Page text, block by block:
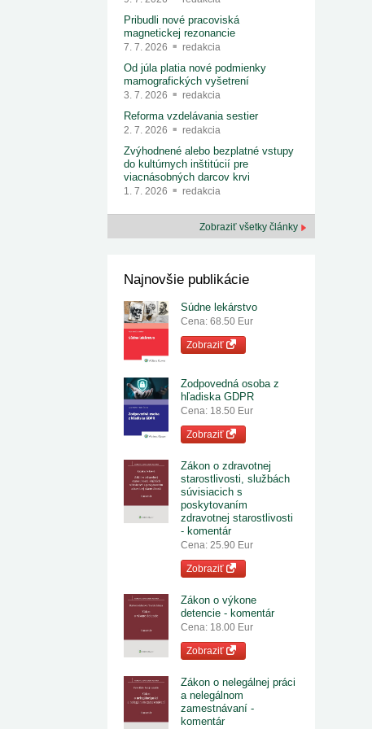
Pribudli nové pracoviská
magnetickej rezonancie
7. 7. 2026 redakcia
Od júla platia nové podmienky
mamografických vyšetrení
3. 7. 2026 redakcia
Reforma vzdelávania sestier
2. 7. 2026 redakcia
Zvýhodnené alebo bezplatné vstupy
do kultúrnych inštitúcií pre
viacnásobných darcov krvi
1. 7. 2026 redakcia
Zobraziť všetky články
Najnovšie publikácie
Súdne lekárstvo
Cena: 68.50 Eur
Zobraziť
Zodpovedná osoba z
hľadiska GDPR
Cena: 18.50 Eur
Zobraziť
Zákon o zdravotnej
starostlivosti, službách
súvisiacich s
poskytovaním
zdravotnej starostlivosti
- komentár
Cena: 25.90 Eur
Zobraziť
Zákon o výkone
detencie - komentár
Cena: 18.00 Eur
Zobraziť
Zákon o nelegálnej práci
a nelegálnom
zamestnávaní -
komentár